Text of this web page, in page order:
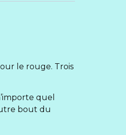
le rouge. Trois
quel
bout du